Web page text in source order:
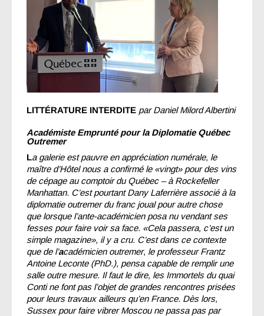
LITTÉRATURE INTERDITE par Daniel Milord Albertini
Académiste Emprunté pour la Diplomatie Québec
Outremer
La galerie est pauvre en appréciation numérale, le
maître d’Hôtel nous a confirmé le «vingt» pour des vins
de cépage au comptoir du Québec – à Rockefeller
Manhattan. C’est pourtant Dany Laferrière associé à la
diplomatie outremer du franc joual pour autre chose
que lorsque l’ante-académicien posa nu vendant ses
fesses pour faire voir sa face. «Cela passera, c’est un
simple magazine», il y a cru. C’est dans ce contexte
que de l’académicien outremer, le professeur Frantz
Antoine Leconte (PhD.), pensa capable de remplir une
salle outre mesure. Il faut le dire, les Immortels du quai
Conti ne font pas l’objet de grandes rencontres prisées
pour leurs travaux ailleurs qu’en France. Dès lors,
Sussex pour faire vibrer Moscou ne passa pas par